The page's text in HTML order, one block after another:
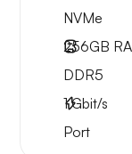
NVMe
256GB
DDR5
1Gbit/s
Port